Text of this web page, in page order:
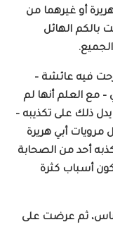
أو غيرهما من
بالكم الهائل
فيه عائشة –
– مع العلم أنها لم
ذلك على تكذيبه –
مرويات أبي هريرة
أحد من الصحابة
أسباب كثرة
ثم عرضت على